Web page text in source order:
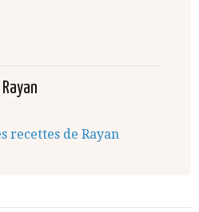
Rayan
recettes de Rayan